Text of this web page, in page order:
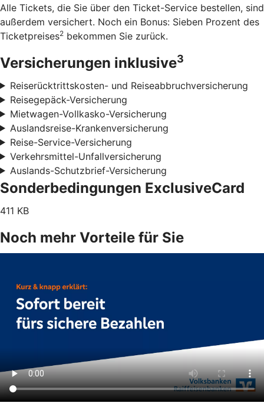
Alle Tickets, die Sie über den Ticket-Service bestellen, sind
außerdem versichert. Noch ein Bonus: Sieben Prozent des
Ticketpreises2 bekommen Sie zurück.
Versicherungen inklusive3
Reiserücktrittskosten- und Reiseabbruchversicherung
Reisegepäck-Versicherung
Mietwagen-Vollkasko-Versicherung
Auslandsreise-Krankenversicherung
Reise-Service-Versicherung
Verkehrsmittel-Unfallversicherung
Auslands-Schutzbrief-Versicherung
Sonderbedingungen ExclusiveCard
411 KB
Noch mehr Vorteile für Sie